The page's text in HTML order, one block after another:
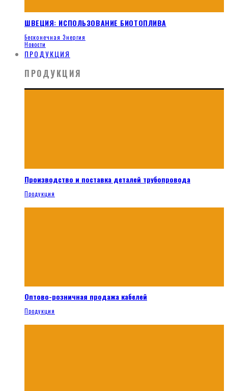
ШВЕЦИЯ: ИСПОЛЬЗОВАНИЕ БИОТОПЛИВА
Бесконечная Энергия
Новости
ПРОДУКЦИЯ
ПРОДУКЦИЯ
Производство и поставка деталей трубопровода
Продукция
Оптово-розничная продажа кабелей
Продукция